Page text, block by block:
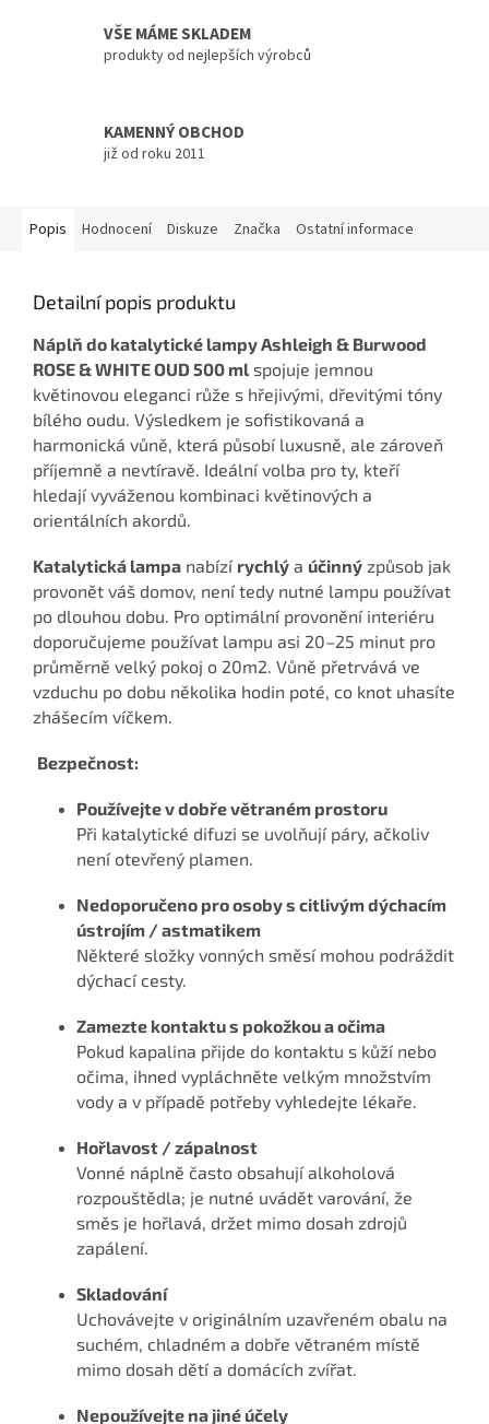
VŠE MÁME SKLADEM
produkty od nejlepších výrobců
KAMENNÝ OBCHOD
již od roku 2011
Popis Hodnocení Diskuze Značka Ostatní informace
Detailní popis produktu
Náplň do katalytické lampy Ashleigh & Burwood
ROSE & WHITE OUD 500 ml spojuje jemnou
květinovou eleganci růže s hřejivými, dřevitými tóny
bílého oudu. Výsledkem je sofistikovaná a
harmonická vůně, která působí luxusně, ale zároveň
příjemně a nevtíravě. Ideální volba pro ty, kteří
hledají vyváženou kombinaci květinových a
orientálních akordů.
Katalytická lampa nabízí rychlý a účinný způsob jak
provonět váš domov, není tedy nutné lampu používat
po dlouhou dobu. Pro optimální provonění interiéru
doporučujeme používat lampu asi 20–25 minut pro
průměrně velký pokoj o 20m2. Vůně přetrvává ve
vzduchu po dobu několika hodin poté, co knot uhasíte
zhášecím víčkem.
Bezpečnost:
Používejte v dobře větraném prostoru
Při katalytické difuzi se uvolňují páry, ačkoliv
není otevřený plamen.
Nedoporučeno pro osoby s citlivým dýchacím
ústrojím / astmatikem
Některé složky vonných směsí mohou podráždit
dýchací cesty.
Zamezte kontaktu s pokožkou a očima
Pokud kapalina přijde do kontaktu s kůží nebo
očima, ihned vypláchněte velkým množstvím
vody a v případě potřeby vyhledejte lékaře.
Hořlavost / zápalnost
Vonné náplně často obsahují alkoholová
rozpouštědla; je nutné uvádět varování, že
směs je hořlavá, držet mimo dosah zdrojů
zapálení.
Skladování
Uchovávejte v originálním uzavřeném obalu na
suchém, chladném a dobře větraném místě
mimo dosah dětí a domácích zvířat.
Nepoužívejte na jiné účely